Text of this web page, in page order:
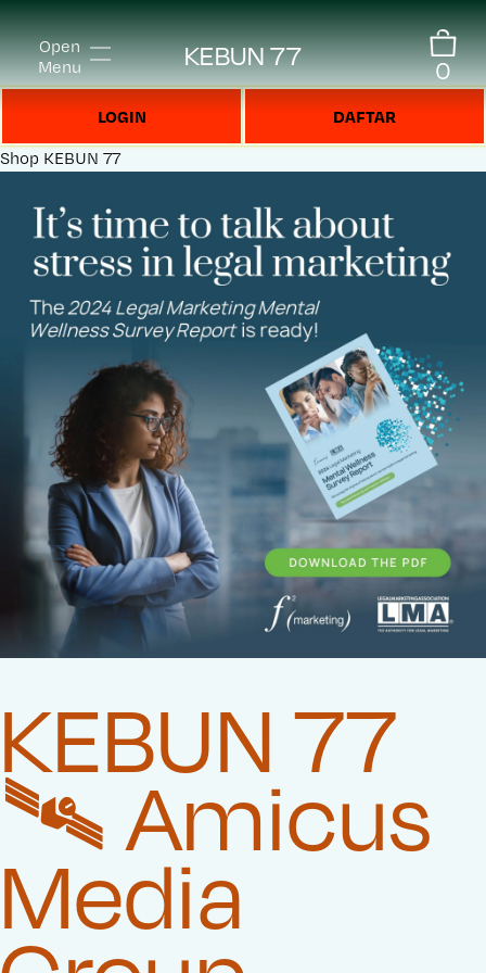
Open
Menu
KEBUN 77 0
LOGIN DAFTAR
Shop KEBUN 77
KEBUN 77
🛰️‍ Amicus
Media